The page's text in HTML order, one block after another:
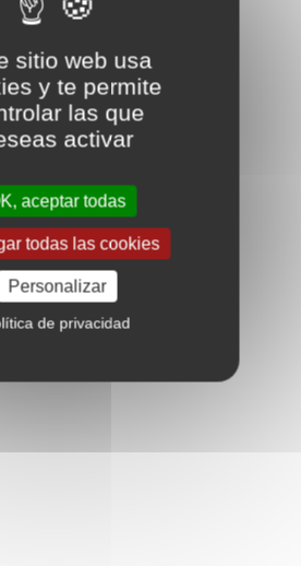
sitio web usa
y te permite
las que
activar
aceptar todas
todas las cookies
Personalizar
de privacidad